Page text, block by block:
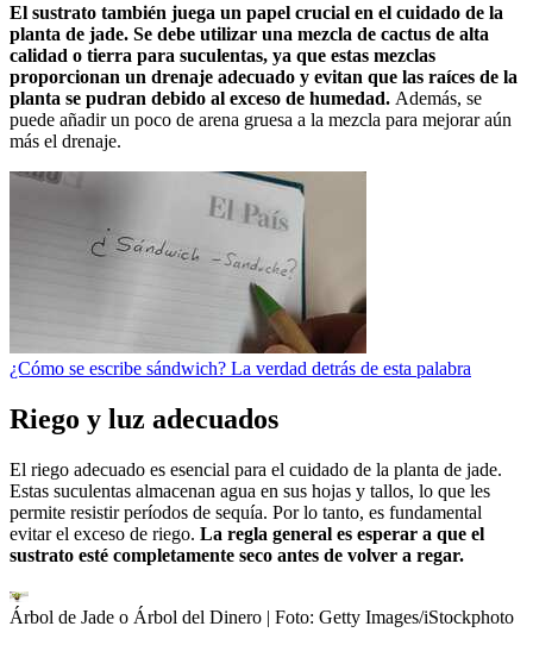
El sustrato también juega un papel crucial en el cuidado de la
planta de jade. Se debe utilizar una mezcla de cactus de alta
calidad o tierra para suculentas, ya que estas mezclas
proporcionan un drenaje adecuado y evitan que las raíces de la
planta se pudran debido al exceso de humedad. Además, se
puede añadir un poco de arena gruesa a la mezcla para mejorar aún
más el drenaje.
¿Cómo se escribe sándwich? La verdad detrás de esta palabra
Riego y luz adecuados
El riego adecuado es esencial para el cuidado de la planta de jade.
Estas suculentas almacenan agua en sus hojas y tallos, lo que les
permite resistir períodos de sequía. Por lo tanto, es fundamental
evitar el exceso de riego. La regla general es esperar a que el
sustrato esté completamente seco antes de volver a regar.
Árbol de Jade o Árbol del Dinero | Foto: Getty Images/iStockphoto